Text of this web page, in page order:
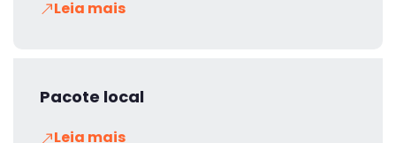
Leia mais
Pacote local
Leia mais